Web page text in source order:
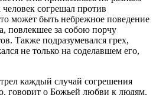
согрешал против
может быть небрежное поведение
повлекшее за собою порчу
Также подразумевался грех,
не только на соделавшем его,
каждый случай согрешения
говорит о Божьей любви к людям.